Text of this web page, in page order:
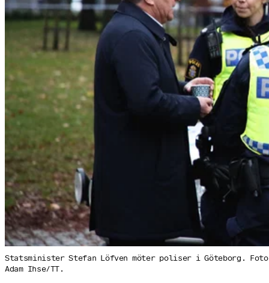
Statsminister Stefan Löfven möter poliser i Göteborg.
Adam Ihse/TT.